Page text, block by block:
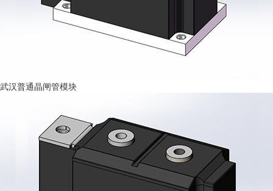
武汉普通晶闸管模块